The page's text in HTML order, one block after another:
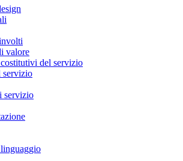
valore
del servizio
servizio
servizio